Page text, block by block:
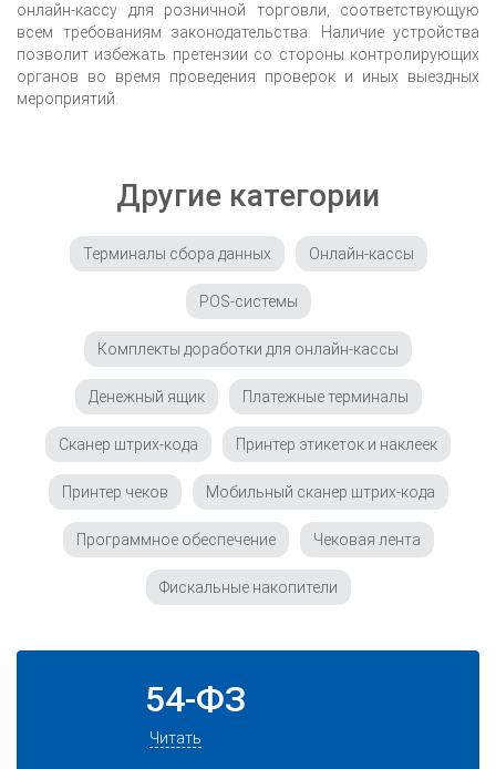
онлайн-кассу для розничной торговли, соответствующую
всем требованиям законодательства. Наличие устройства
позволит избежать претензии со стороны контролирующих
органов во время проведения проверок и иных выездных
мероприятий.
Другие категории
Терминалы сбора данных Онлайн-кассы
POS-системы
Комплекты доработки для онлайн-кассы
Денежный ящик Платежные терминалы
Сканер штрих-кода Принтер этикеток и наклеек
Принтер чеков Мобильный сканер штрих-кода
Программное обеспечение Чековая лента
Фискальные накопители
54-ФЗ
Читать